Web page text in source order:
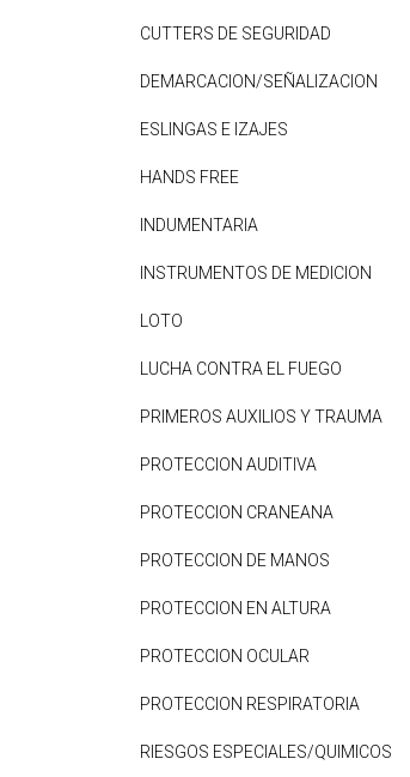
CUTTERS DE SEGURIDAD
DEMARCACION/SEÑALIZACION
ESLINGAS E IZAJES
HANDS FREE
INDUMENTARIA
INSTRUMENTOS DE MEDICION
LOTO
LUCHA CONTRA EL FUEGO
PRIMEROS AUXILIOS Y TRAUMA
PROTECCION AUDITIVA
PROTECCION CRANEANA
PROTECCION DE MANOS
PROTECCION EN ALTURA
PROTECCION OCULAR
PROTECCION RESPIRATORIA
RIESGOS ESPECIALES/QUIMICOS